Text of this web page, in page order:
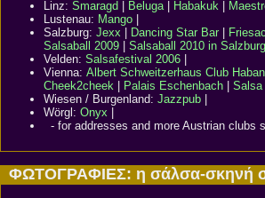
Linz: Smaragd Beluga| Habakuk
Lustenau: Mango
Salzburg: Jexx Dancing Star Bar|
Salsaball 2009
Salsaball 2010 in Salzburg
Velden: Salsafestival 2006
Vienna: Albert Schweitzerhaus Club
Cheek2cheek
Palais Eschenbach Salsa
Wiesen / Burgenland: Jazzpub
Wörgl: Onyx
- for addresses and more Austrian clubs
ΦΩΤΟΓΡΑΦΙΕΣ: η σάλσα-σκηνή